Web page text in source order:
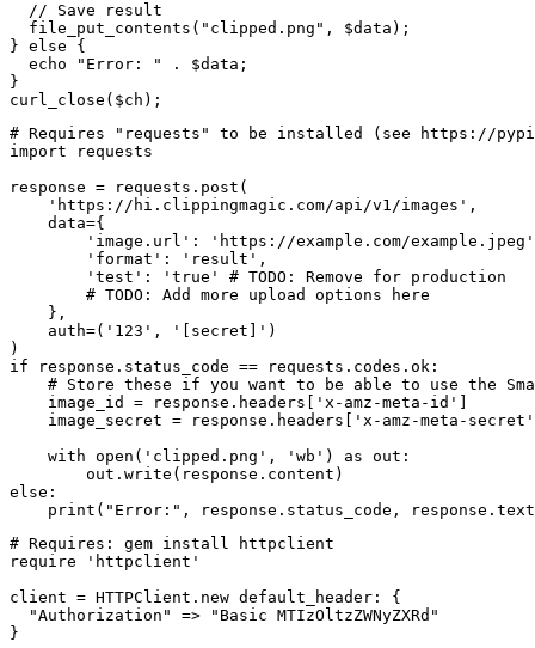
  // Save result
  file_put_contents("clipped.png", $data);
} else {
  echo "Error: " . $data;
}
curl_close($ch);
# Requires "requests" to be installed (see https://
import requests
response = requests.post(
    'https://hi.clippingmagic.com/api/v1/images',
    data={
'image.url': 'https://example.com/
        'format': 'result',
        'test': 'true' # TODO: Remove for production
        # TODO: Add more upload options here
    },
    auth=('123', '[secret]')
)
if response.status_code == requests.codes.ok:
# Store these if you want to be able to use the
    image_id = response.headers['x-amz-meta-id']
image_secret = response.headers['x-amz-meta-
    with open('clipped.png', 'wb') as out:
        out.write(response.content)
else:
# Requires: gem install httpclient
require 'httpclient'
client = HTTPClient.new default_header: {
  "Authorization" => "Basic MTIzOltzZWNyZXRd"
}